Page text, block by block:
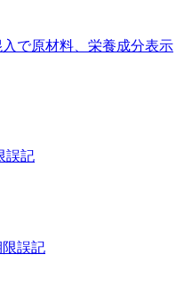
で原材料、栄養成分表示
誤記
誤記